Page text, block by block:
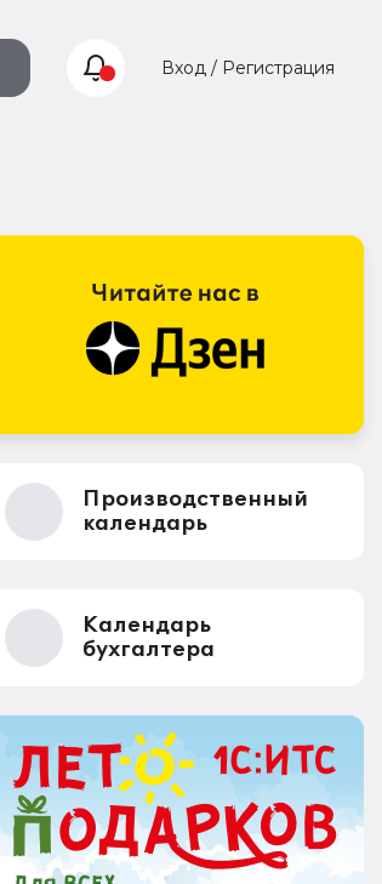
Вход / Регистрация
Производственный
календарь
Календарь
бухгалтера